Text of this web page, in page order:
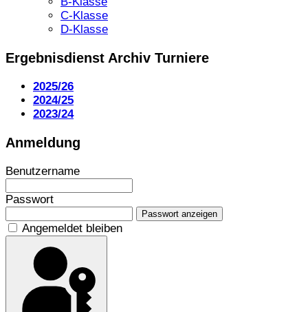
C-Klasse
D-Klasse
Ergebnisdienst Archiv Turniere
2025/26
2024/25
2023/24
Anmeldung
Benutzername
Passwort
Passwort anzeigen
Angemeldet bleiben